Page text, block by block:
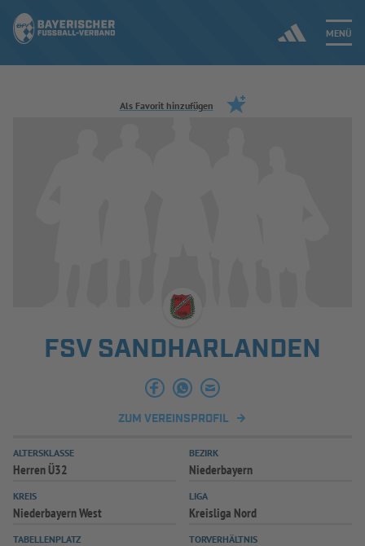
MENÜ
Jetzt einloggen
INFOTHEK SPIELPLUS
Als Favorit hinzufügen
FSV SANDHARLANDEN
ZUM VEREINSPROFIL
ALTERSKLASSE
Herren Ü32
BEZIRK
Niederbayern
KREIS
Niederbayern West
LIGA
Kreisliga Nord
TABELLENPLATZ TORVERHÄLTNIS